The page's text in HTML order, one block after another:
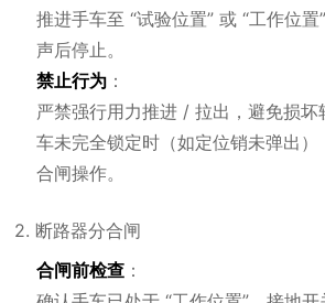
推进手车至 “试验位置” 或 “工作位置
声后停止。
禁止行为 ：
严禁强行用力推进 / 拉出，避免损
车未完全锁定时（如定位销未弹出
合闸操作。
2. 断路器分合闸
合闸前检查 ：